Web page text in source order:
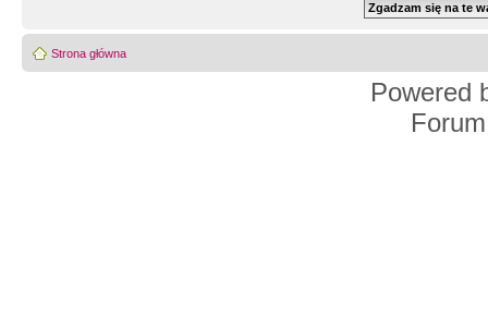
Strona główna
Powered